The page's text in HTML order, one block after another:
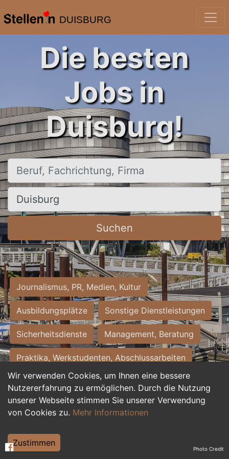
DUISBURG
Wir verwenden Cookies, um Ihnen eine bessere
Nutzererfahrung zu ermöglichen. Durch die Nutzung
unserer Webseite stimmen Sie unserer Verwendung
von Cookies zu. Mehr Informationen
Zustimmen
Die besten
Jobs in
Duisburg!
Beruf, Fachrichtung, Firma
Ort, Stadt
Suchen
Journalismus, PR, Medien, Kultur
Ausbildungsplätze Sonstige Dienstleistungen
Sicherheitsdienste Management, Beratung
Praktika, Werkstudenten, Abschlussarbeiten
Personalwesen Assistenz, Sekretariat
Hilfskräfte, Aushilfs- und Nebenjobs
Weiterbildung, Studium, duale Ausbildung Photo Credit